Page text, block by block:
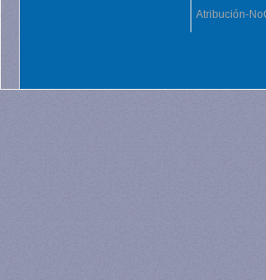
Atribución-